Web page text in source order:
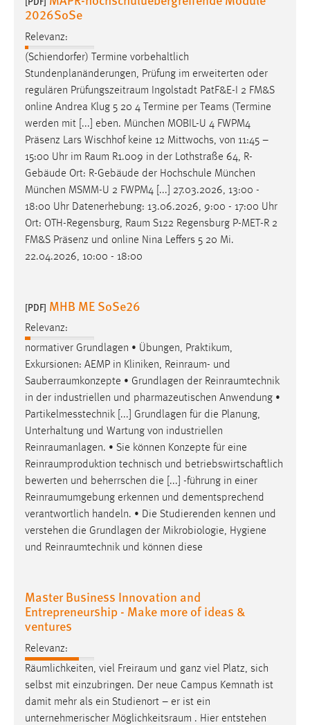
2026SoSe
Relevanz:
(Schiendorfer) Termine vorbehaltlich
Stundenplanänderungen, Prüfung im erweiterten oder
regulären Prüfungszeitraum Ingolstadt PatF&E-I 2 FM&S
online Andrea Klug 5 20 4 Termine per Teams (Termine
werden mit [...] eben. München MOBIL-U 4 FWPM4
Präsenz Lars Wischhof keine 12 Mittwochs, von 11:45 –
15:00 Uhr im Raum R1.009 in der Lothstraße 64, R-
Gebäude Ort: R-Gebäude der Hochschule München
München MSMM-U 2 FWPM4 [...] 27.03.2026, 13:00 -
18:00 Uhr Datenerhebung: 13.06.2026, 9:00 - 17:00 Uhr
Ort: OTH-Regensburg, Raum S122 Regensburg P-MET-R 2
FM&S Präsenz und online Nina Leffers 5 20 Mi.
22.04.2026, 10:00 - 18:00
[PDF] MHB ME SoSe26
Relevanz:
normativer Grundlagen • Übungen, Praktikum,
Exkursionen: AEMP in Kliniken, Reinraum- und
Sauberraumkonzepte • Grundlagen der Reinraumtechnik
in der industriellen und pharmazeutischen Anwendung •
Partikelmesstechnik [...] Grundlagen für die Planung,
Unterhaltung und Wartung von industriellen
Reinraumanlagen. • Sie können Konzepte für eine
Reinraumproduktion technisch und betriebswirtschaftlich
bewerten und beherrschen die [...] -führung in einer
Reinraumumgebung erkennen und dementsprechend
verantwortlich handeln. • Die Studierenden kennen und
verstehen die Grundlagen der Mikrobiologie, Hygiene
und Reinraumtechnik und können diese
Master Business Innovation and
Entrepreneurship - Make more of ideas &
ventures
Relevanz:
Räumlichkeiten, viel Freiraum und ganz viel Platz, sich
selbst mit einzubringen. Der neue Campus Kemnath ist
damit mehr als ein Studienort – er ist ein
unternehmerischer Möglichkeitsraum . Hier entstehen
Conversion-Tracking
Cookie Laufzeit:
3 Monate
Facebook Pixel
Name:
_fbp
Anbieter:
Facebook
Zweck:
Conversion-Tracking
Cookie Laufzeit:
3 Monate
EXTERNE MEDIEN
Um Inhalte von Videoplattformen und Social Media
Plattformen anzeigen zu können, werden von diesen
externen Medien Cookies gesetzt.
YouTube
Vimeo